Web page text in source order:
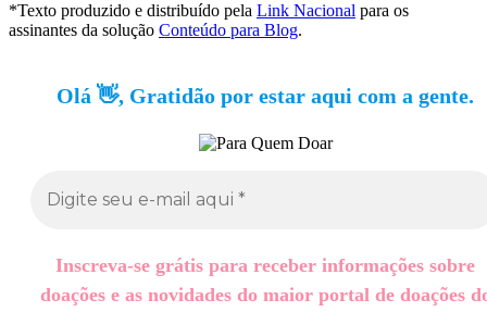
*Texto produzido e distribuído pela Link Nacional para os
assinantes da solução Conteúdo para Blog.
Olá 👋, Gratidão por estar aqui com a gente.
Inscreva-se grátis para receber informações sobre
doações e as novidades do maior portal de doações